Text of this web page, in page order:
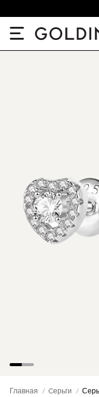
Главная Cерьги